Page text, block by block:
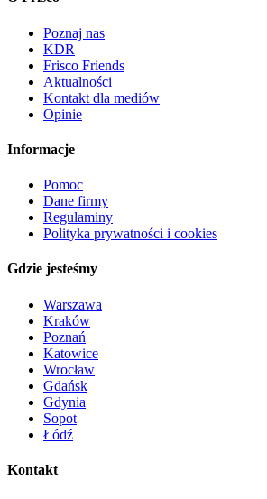
Poznaj nas
KDR
Frisco Friends
Aktualności
Kontakt dla mediów
Opinie
Informacje
Pomoc
Dane firmy
Regulaminy
Polityka prywatności i cookies
Gdzie jesteśmy
Warszawa
Kraków
Poznań
Katowice
Wrocław
Gdańsk
Gdynia
Sopot
Łódź
Kontakt